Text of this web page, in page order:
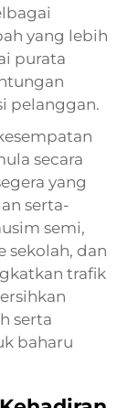
yang lebih
purata
pelanggan.
secara
yang
serta-
semi,
sekolah, dan
trafik
serta
baharu